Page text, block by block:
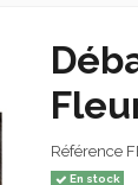
Référence
En stock